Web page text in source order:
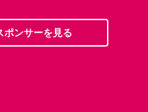
ンサーを見る